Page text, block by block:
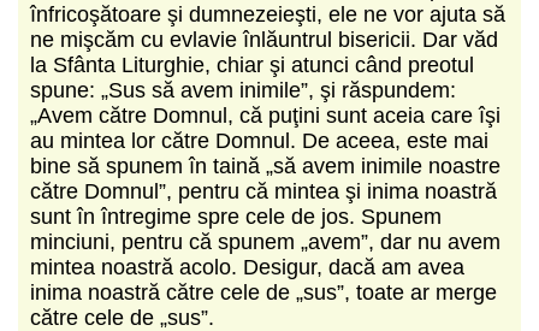
înfrico­şătoare şi dumnezeieşti, ele ne vor ajuta să
ne miş­căm cu evlavie înlăuntrul bisericii. Dar văd
la Sfânta Liturghie, chiar şi atunci când preotul
spune: „Sus să avem inimile”, şi răspundem:
„Avem către Domnul, că puţini sunt aceia care îşi
au mintea lor către Domnul. De aceea, este mai
bine să spunem în taină „să avem inimile noastre
către Domnul”, pentru că min­tea şi inima noastră
sunt în întregime spre cele de jos. Spunem
minciuni, pentru că spunem „avem”, dar nu avem
mintea noastră acolo. Desigur, dacă am avea
inima noastră către cele de „sus”, toate ar merge
către cele de „sus”.